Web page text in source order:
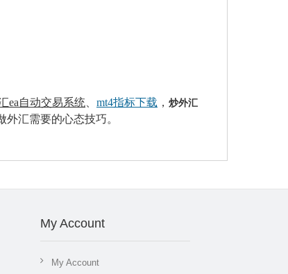
ea自动交易系统、 mt4指标下载 ， 炒外汇
汇需要的心态技巧。
My Account
My Account